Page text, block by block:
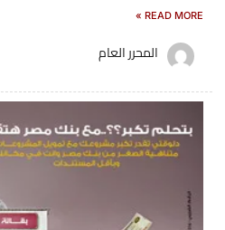
READ MORE »
المحرر العام